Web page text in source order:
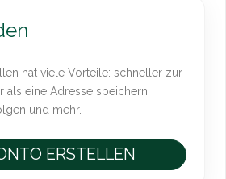
hat viele Vorteile: schneller zur
als eine Adresse speichern,
und mehr.
ERSTELLEN